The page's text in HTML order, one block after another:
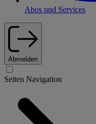
Abos und Services
Abmelden
Seiten Navigation